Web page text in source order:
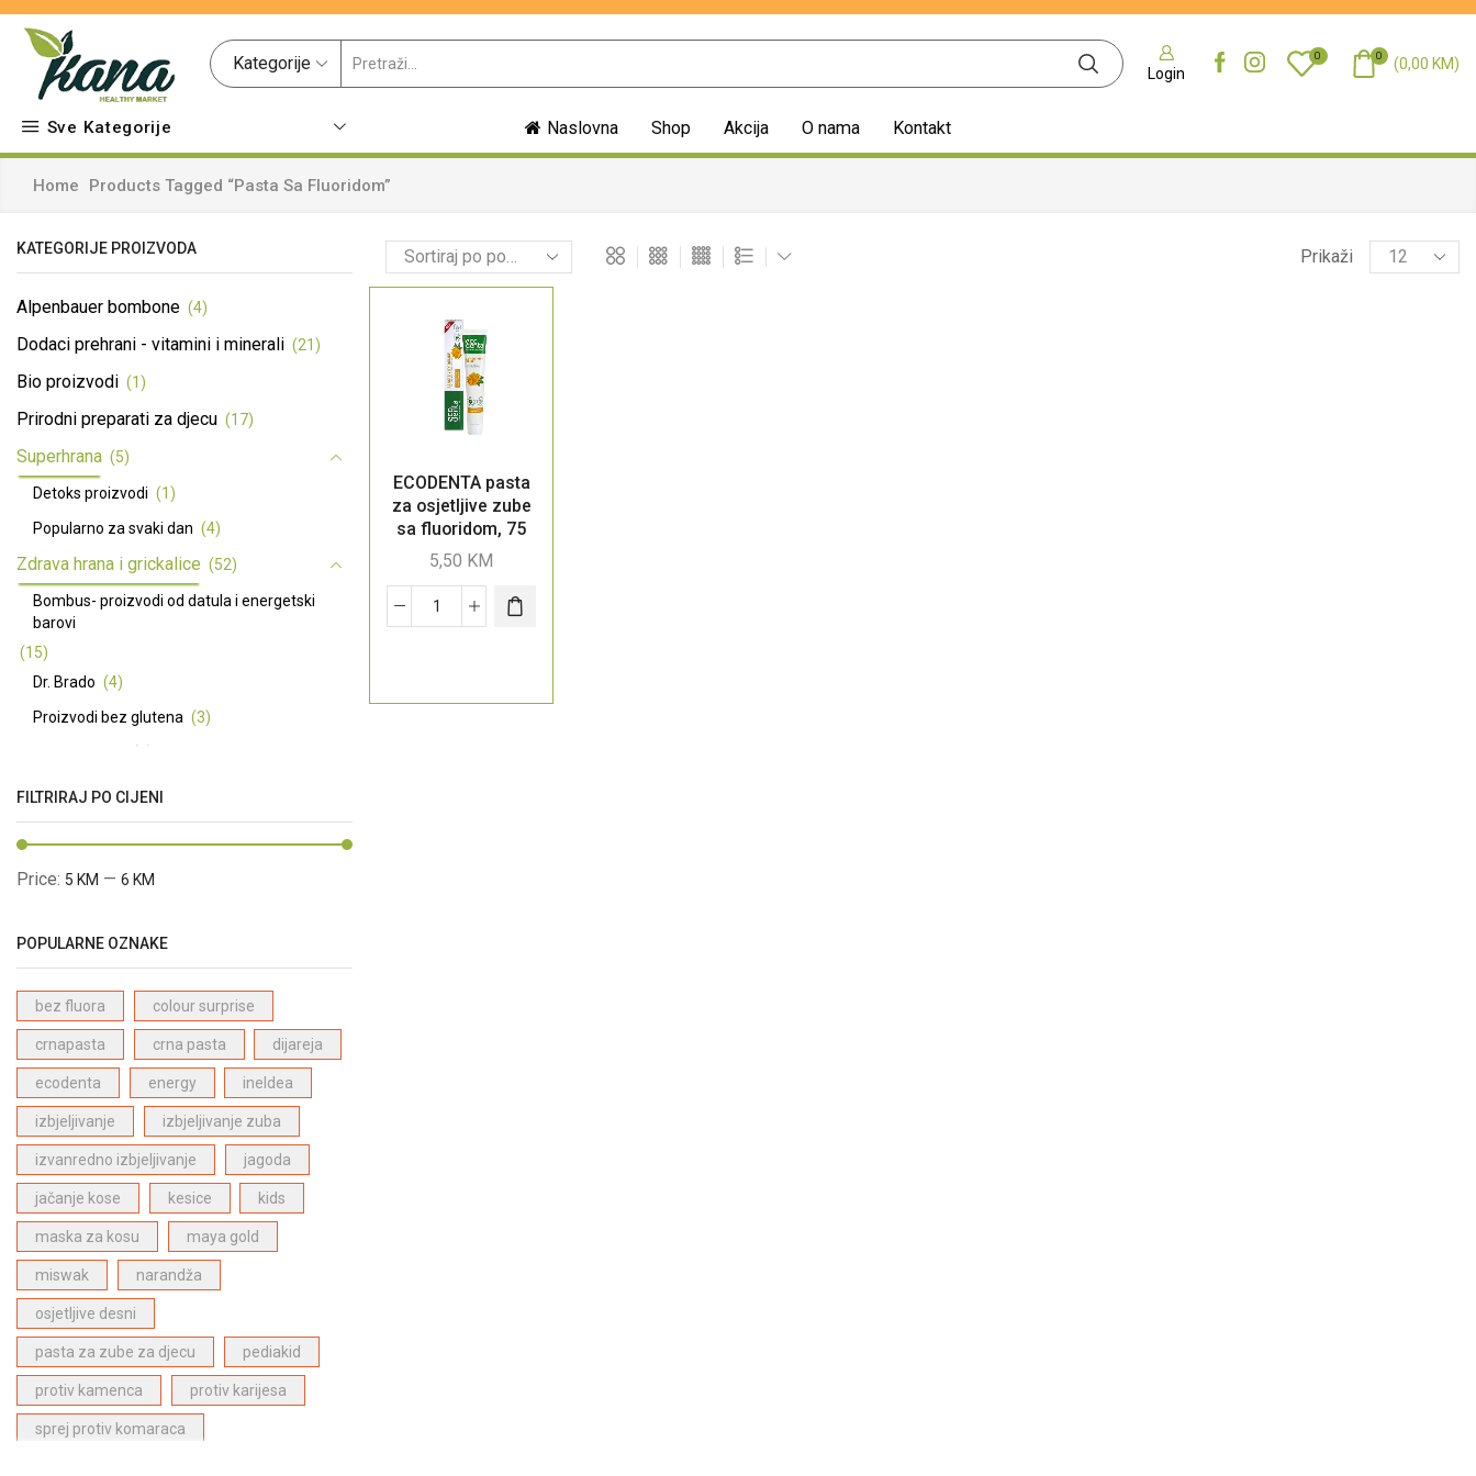
Kategorije Login
0 0 (0,00 KM)
Sve Kategorije Naslovna Shop Akcija O nama Kontakt
Home Products Tagged “pasta Sa Fluoridom”
Prikaži
ECODENTA pasta
za osjetljive zube
sa fluoridom, 75
ml
5,50 KM
KATEGORIJE PROIZVODA
Alpenbauer bombone (4)
Dodaci prehrani - vitamini i minerali (21)
Bio proizvodi (1)
Prirodni preparati za djecu (17)
Superhrana (5)
Detoks proizvodi (1)
Popularno za svaki dan (4)
Zdrava hrana i grickalice (52)
Bombus- proizvodi od datula i energetski
barovi
(15)
Dr. Brado (4)
Proizvodi bez glutena (3)
(7)
Basmati riža dugo zrno - Pansari
Začini (5)
(12)
Prirodna kozmetika
Bergasol proizvodi za zaštitu od sunca
Proizvodi za njegu lica (1)
ECODENTA proizvodi za dentalnu njegu (28)
Dabur Paste za zube (6)
Proizvodi za njegu kose
(27)
Proizvodi za djecu (1)
Najpopularniji proizvodi (27)
FILTRIRAJ PO CIJENI
Price: 5 KM — 6 KM
POPULARNE OZNAKE
bez fluora colour surprise
crnapasta crna pasta dijareja
ecodenta energy ineldea
izbjeljivanje izbjeljivanje zuba
izvanredno izbjeljivanje jagoda
jačanje kose kesice kids
maska za kosu maya gold
miswak narandža
osjetljive desni
pasta za zube za djecu pediakid
protiv kamenca protiv karijesa
sprej protiv komaraca